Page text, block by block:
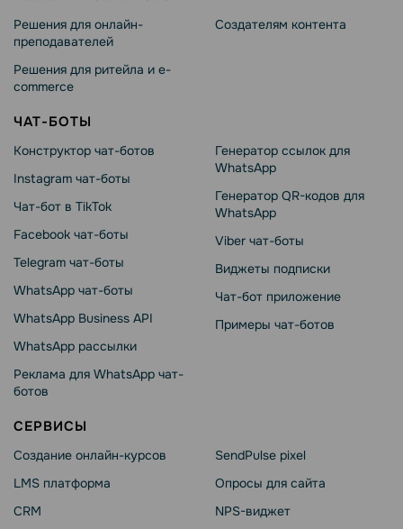
Решения для онлайн-
преподавателей
Решения для ритейла и e-
commerce
Создателям контента
ЧАТ-БОТЫ
Конструктор чат-ботов
Instagram чат-боты
Чат-бот в TikTok
Facebook чат-боты
Telegram чат-боты
WhatsApp чат-боты
WhatsApp Business API
WhatsApp рассылки
Реклама для WhatsApp чат-
ботов
Генератор ссылок для
WhatsApp
Генератор QR-кодов для
WhatsApp
Viber чат-боты
Виджеты подписки
Чат-бот приложение
Примеры чат-ботов
СЕРВИСЫ
Создание онлайн-курсов
LMS платформа
CRM
SendPulse pixel
Опросы для сайта
NPS-виджет